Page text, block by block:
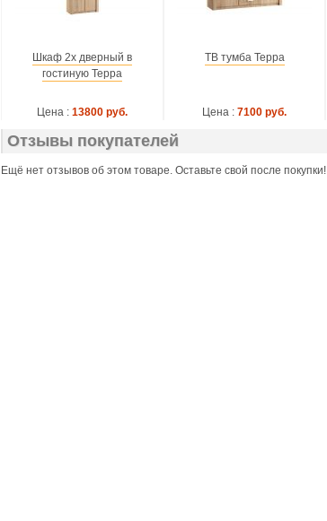
Шкаф 2х дверный в
гостиную Терра
Цена : 13800 руб.
ТВ тумба Терра
Цена : 7100 руб.
Отзывы покупателей
Ещё нет отзывов об этом товаре. Оставьте свой после покупки!